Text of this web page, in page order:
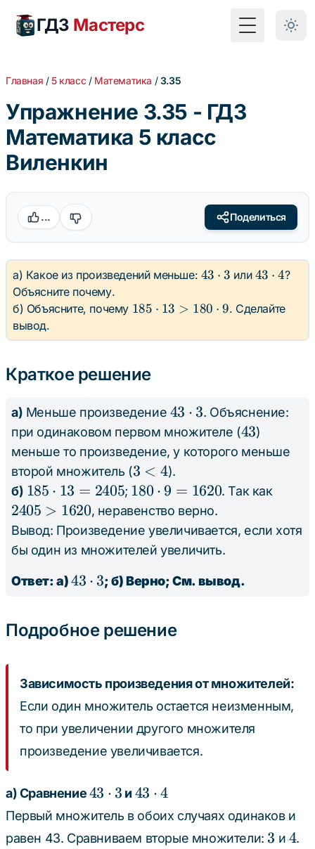
ГДЗ Мастерс Toggle Menu
Главная / 5 класс / Математика /3.35
Упражнение 3.35 - ГДЗ
Математика 5 класс
Виленкин
... Поделиться
а) Какое из произведений меньше: 43
3
43 ⋅ 3 или 43
4
43 ⋅ 4?
Объясните почему.
б) Объясните, почему 185
13 >
\cdot
185 ⋅ 13 > 180 ⋅ 9. Сделайте
вывод.
Краткое решение
а) Меньше произведение 43
\cdot
3
43 ⋅ 3. Объяснение:
при одинаковом первом множителе (43
43)
меньше то произведение, у которого меньше
второй множитель (3
<
4
3 < 4).
б) 185
\cdot
13 =
2405
185 ⋅ 13 = 2405; 180
\cdot
9 =
1620
180 ⋅ 9 = 1620. Так как2405
1620
2405 > 1620, неравенство верно.
Вывод: Произведение увеличивается, если хотя
бы один из множителей увеличить.
Ответ: а)43
43 ⋅ 3; б) Верно; См. вывод.
Подробное решение
Зависимость произведения от множителей:
Если один множитель остается неизменным,
то при увеличении другого множителя
произведение увеличивается.
а) Сравнение43
\cdot
43 ⋅ 3 и 43
\cdot
43 ⋅4
Первый множитель в обоих случаях одинаков и
равен 43. Сравниваем вторые множители: 3
3 и 4
4.